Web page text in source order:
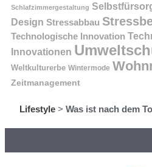
Schlafzimmergestaltung
Design Stressabbau
Technologische Innovation
Innovationen
Weltkulturerbe Wintermode
Zeitmanagement
Lifestyle > Was ist nach dem